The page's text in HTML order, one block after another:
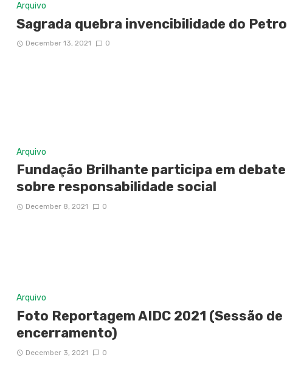
Arquivo
Sagrada quebra invencibilidade do Petro
December 13, 2021 0
Arquivo
Fundação Brilhante participa em debate
sobre responsabilidade social
December 8, 2021 0
Arquivo
Foto Reportagem AIDC 2021 (Sessão de
encerramento)
December 3, 2021 0